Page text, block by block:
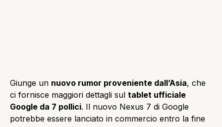
Giunge un nuovo rumor proveniente dall’Asia, che
ci fornisce maggiori dettagli sul tablet ufficiale
Google da 7 pollici. Il nuovo Nexus 7 di Google
potrebbe essere lanciato in commercio entro la fine